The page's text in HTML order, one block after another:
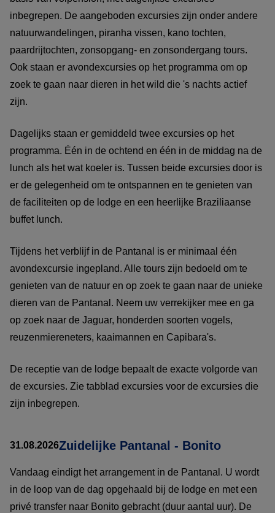
inbegrepen. De aangeboden excursies zijn onder andere
natuurwandelingen, piranha vissen, kano tochten,
paardrijtochten, zonsopgang- en zonsondergang tours.
Ook staan er avondexcursies op het programma om op
zoek te gaan naar dieren in het wild die 's nachts actief
zijn.
Dagelijks staan er gemiddeld twee excursies op het
programma. Één in de ochtend en één in de middag na de
lunch als het wat koeler is. Tussen beide excursies door is
er de gelegenheid om te ontspannen en te genieten van
de faciliteiten op de lodge en een heerlijke Braziliaanse
buffet lunch.
Tijdens het verblijf in de Pantanal is er minimaal één
avondexcursie ingepland. Alle tours zijn bedoeld om te
genieten van de natuur en op zoek te gaan naar de unieke
dieren van de Pantanal. Neem uw verrekijker mee en ga
op zoek naar de Jaguar, honderden soorten vogels,
reuzenmiereneters, kaaimannen en Capibara's.
De receptie van de lodge bepaalt de exacte volgorde van
de excursies. Zie tabblad excursies voor de excursies die
zijn inbegrepen.
31.08.2026Zuidelijke Pantanal - Bonito
Vandaag eindigt het arrangement in de Pantanal. U wordt
in de loop van de dag opgehaald bij de lodge en met een
privé transfer naar Bonito gebracht (duur aantal uur). De